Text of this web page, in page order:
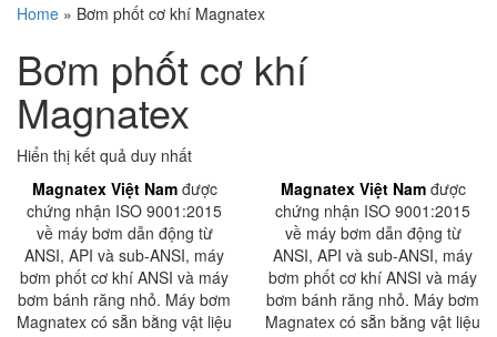
Home » Bơm phốt cơ khí Magnatex
Bơm phốt cơ khí
Magnatex
Hiển thị kết quả duy nhất
Magnatex Việt Namđược
chứng nhận ISO 9001:2015
về máy bơm dẫn động từ
ANSI, API và sub-ANSI, máy
bơm phốt cơ khí ANSI và máy
bơm bánh răng nhỏ. Máy bơm
Magnatex có sẵn bằng vật liệu
Magnatex Việt Namđược
chứng nhận ISO 9001:2015
về máy bơm dẫn động từ
ANSI, API và sub-ANSI, máy
bơm phốt cơ khí ANSI và máy
bơm bánh răng nhỏ. Máy bơm
Magnatex có sẵn bằng vật liệu